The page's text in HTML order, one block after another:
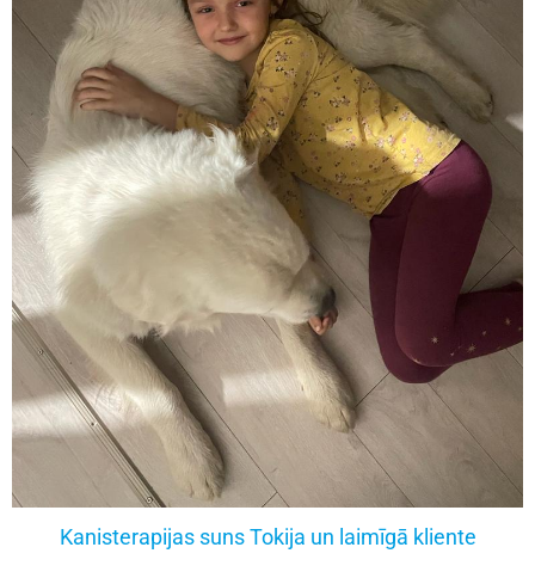
Kanisterapijas suns Tokija un laimīgā kliente